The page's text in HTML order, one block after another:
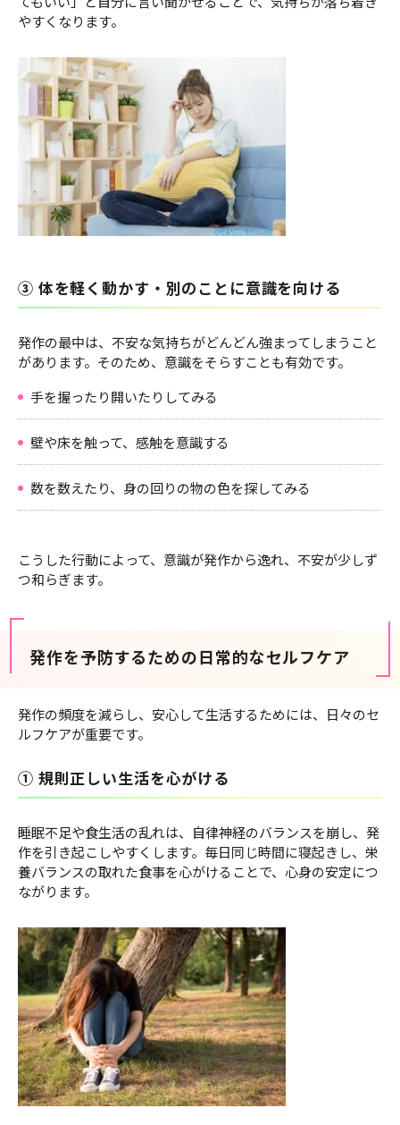
やすくなります。
③ 体を軽く動かす・別のことに意識を向ける
発作の最中は、不安な気持ちがどんどん強まってしまうこと
があります。そのため、意識をそらすことも有効です。
手を握ったり開いたりしてみる
壁や床を触って、感触を意識する
数を数えたり、身の回りの物の色を探してみる
こうした行動によって、意識が発作から逸れ、不安が少しず
つ和らぎます。
発作を予防するための日常的なセルフケア
発作の頻度を減らし、安心して生活するためには、日々のセ
ルフケアが重要です。
① 規則正しい生活を心がける
睡眠不足や食生活の乱れは、自律神経のバランスを崩し、発
作を引き起こしやすくします。毎日同じ時間に寝起きし、栄
養バランスの取れた食事を心がけることで、心身の安定につ
ながります。